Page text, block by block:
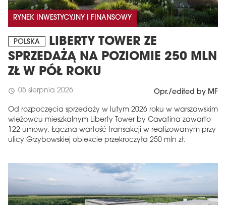
RYNEK INWESTYCYJNY I FINANSOWY
POLSKA
LIBERTY TOWER ZE
SPRZEDAŻĄ NA POZIOMIE 250 MLN
ZŁ W PÓŁ ROKU
schedule 05 sierpnia 2026 Opr./edited by MF
Od rozpoczęcia sprzedaży w lutym 2026 roku w warszawskim
wieżowcu mieszkalnym Liberty Tower by Cavatina zawarto
122 umowy. Łączna wartość transakcji w realizowanym przy
ulicy Grzybowskiej obiekcie przekroczyła 250 mln zł.